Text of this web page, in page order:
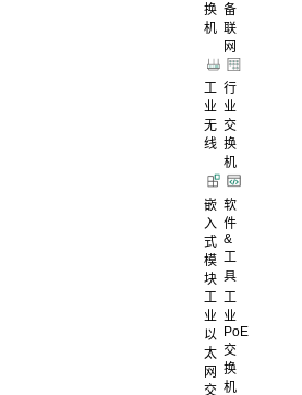
换
机
备
联
网
工
业
无
线
行
业
交
换
机
嵌
入
式
模
块
软
件
&
工
具
工
业
以
太
网
交
工
业
PoE
交
换
机